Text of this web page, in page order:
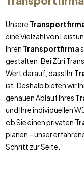
Unsere
eine Vielzahl von
Ihren Transportfirma
gestalten. Bei Züri
Wert darauf, dass Ihr
ist. Deshalb bieten wir
genauen Ablauf Ihres
und Ihre individuellen
ob Sie einen privaten
planen – unser
Schritt zur Seite.